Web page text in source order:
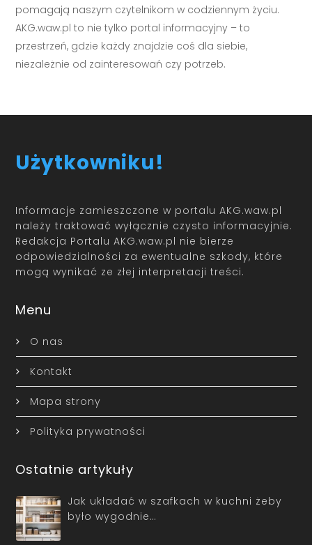
pomagają naszym czytelnikom w codziennym życiu.
AKG.waw.pl to nie tylko portal informacyjny – to
przestrzeń, gdzie każdy znajdzie coś dla siebie,
niezależnie od zainteresowań czy potrzeb.
Użytkowniku!
Informacje zamieszczone w portalu AKG.waw.pl
należy traktować wyłącznie czysto informacyjnie.
Redakcja Portalu AKG.waw.pl nie bierze
odpowiedzialności za ewentualne szkody, które
mogą wynikać ze złej interpretacji treści.
Menu
O nas
Kontakt
Mapa strony
Polityka prywatności
Ostatnie artykuły
Jak układać w szafkach w kuchni żeby
było wygodnie…